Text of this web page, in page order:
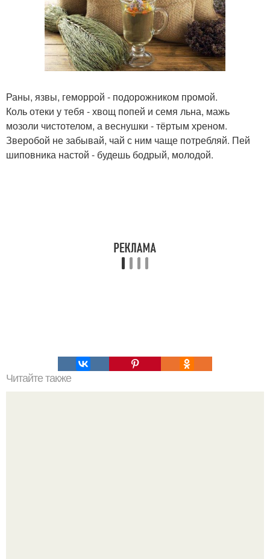
Раны, язвы, геморрой - подорожником промой.
Коль отеки у тебя - хвощ попей и семя льна, мажь
мозоли чистотелом, а веснушки - тёртым хреном.
Зверобой не забывай, чай с ним чаще потребляй. Пей
шиповника настой - будешь бодрый, молодой.
Читайте также